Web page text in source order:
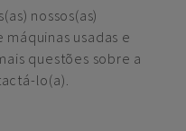
nossos(as)
usadas e
questões sobre a
lo(a).